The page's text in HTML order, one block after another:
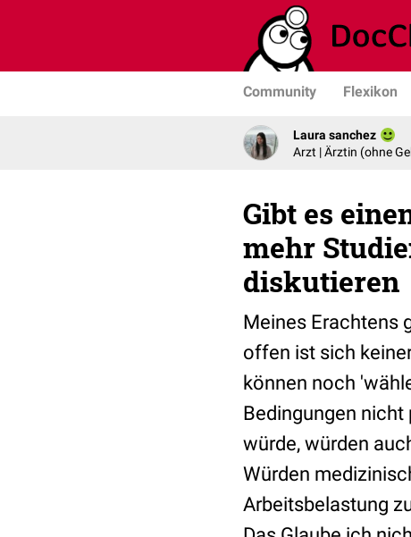
Community Flexikon
Laura sanchez
Arzt | Ärztin (ohne
Gibt es
mehr
diskutieren
Meines Erachtens
offen ist sich
können noch
Bedingungen nicht
würde, würden
Würden
Arbeitsbelastung